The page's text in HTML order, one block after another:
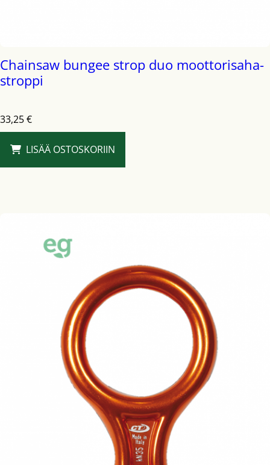
Chainsaw bungee strop duo moottorisaha-
stroppi
33,25€
LISÄÄ OSTOSKORIIN